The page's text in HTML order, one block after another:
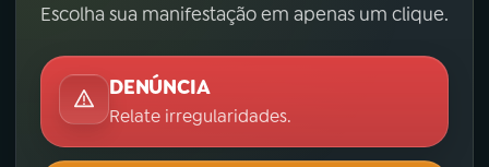
Escolha sua manifestação em apenas um clique.
DENÚNCIA
Relate irregularidades.